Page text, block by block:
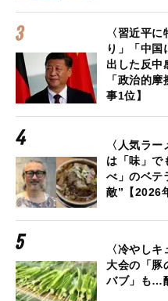
〈習近平
り」「中国
出した反中
「政治的
事1位】
〈人気ラ
は「味」で
べ」のベテ
敵”【2026
〈冷やし
大会の「豚
バブ」も…